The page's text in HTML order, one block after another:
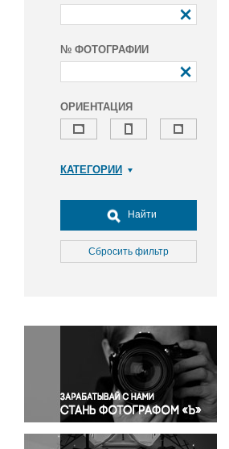
№ ФОТОГРАФИИ
ОРИЕНТАЦИЯ
КАТЕГОРИИ
Досуг, туризм и отдых
Культура
Медицина
Окружающая среда
Политика
Правосудие
Происшествия и конфликты
Религия
Светская жизнь
Найти
Сбросить фильтр